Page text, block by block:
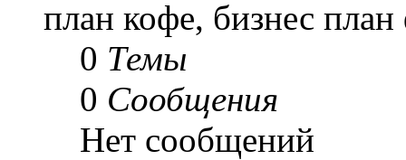
план кофе, бизнес
0 Темы
0 Сообщения
Нет сообщений